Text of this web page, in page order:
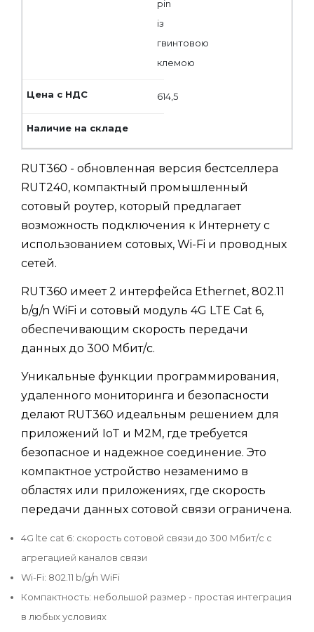
pin
із
гвинтовою
клемою
614,5
RUT360 - обновленная версия бестселлера
RUT240, компактный промышленный
сотовый роутер, который предлагает
возможность подключения к Интернету с
использованием сотовых, Wi-Fi и проводных
сетей.
RUT360 имеет 2 интерфейса Ethernet, 802.11
b/g/n WiFi и сотовый модуль 4G LTE Cat 6,
обеспечивающим скорость передачи
данных до 300 Мбит/с.
Уникальные функции программирования,
удаленного мониторинга и безопасности
делают RUT360 идеальным решением для
приложений IoT и M2M, где требуется
безопасное и надежное соединение. Это
компактное устройство незаменимо в
областях или приложениях, где скорость
передачи данных сотовой связи ограничена.
4G lte cat 6: скорость сотовой связи до 300 Мбит/с с
агрегацией каналов связи
Wi-Fi: 802.11 b/g/n WiFi
Компактность: небольшой размер - простая интеграция
в любых условиях